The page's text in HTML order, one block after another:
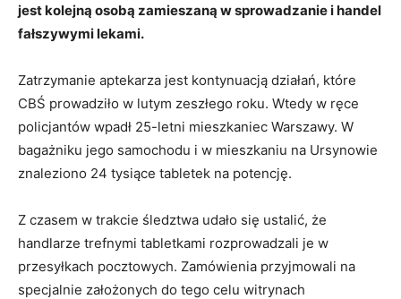
jest kolejną osobą zamieszaną w sprowadzanie i handel
fałszywymi lekami.
Zatrzymanie aptekarza jest kontynuacją działań, które
CBŚ prowadziło w lutym zeszłego roku. Wtedy w ręce
policjantów wpadł 25-letni mieszkaniec Warszawy. W
bagażniku jego samochodu i w mieszkaniu na Ursynowie
znaleziono 24 tysiące tabletek na potencję.
Z czasem w trakcie śledztwa udało się ustalić, że
handlarze trefnymi tabletkami rozprowadzali je w
przesyłkach pocztowych. Zamówienia przyjmowali na
specjalnie założonych do tego celu witrynach